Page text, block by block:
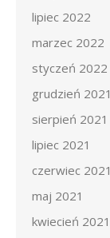
lipiec 2022
marzec 2022
styczeń 2022
grudzień 2021
sierpień 2021
lipiec 2021
czerwiec 2021
maj 2021
kwiecień 2021